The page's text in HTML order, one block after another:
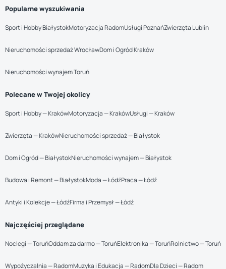
Popularne wyszukiwania
Sport i Hobby BiałystokMotoryzacja RadomUsługi PoznańZwierzęta Lublin
Nieruchomości sprzedaż WrocławDom i Ogród Kraków
Nieruchomości wynajem Toruń
Polecane w Twojej okolicy
Sport i Hobby — KrakówMotoryzacja — KrakówUsługi — Kraków
Zwierzęta — KrakówNieruchomości sprzedaż — Białystok
Dom i Ogród — BiałystokNieruchomości wynajem — Białystok
Budowa i Remont — BiałystokModa — ŁódźPraca — Łódź
Antyki i Kolekcje — ŁódźFirma i Przemysł — Łódź
Najczęściej przeglądane
Noclegi — ToruńOddam za darmo — ToruńElektronika — ToruńRolnictwo — Toruń
Wypożyczalnia — RadomMuzyka i Edukacja — RadomDla Dzieci — Radom